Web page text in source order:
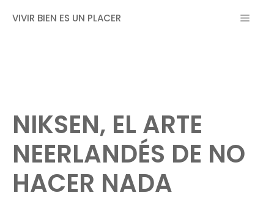
VIVIR BIEN ES UN PLACER MENÚ
NIKSEN, EL ARTE
NEERLANDÉS DE NO
HACER NADA